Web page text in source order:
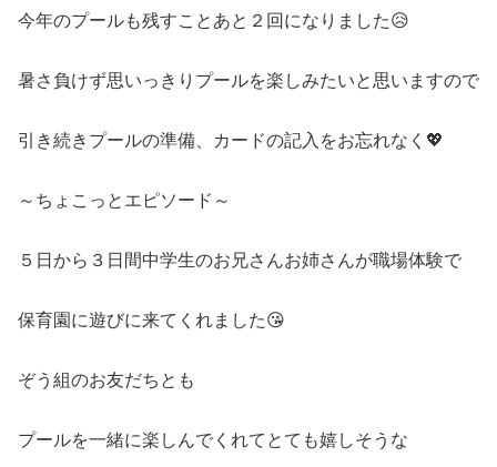
今年のプールも残すことあと２回になりました😥
暑さ負けず思いっきりプールを楽しみたいと思いますので
引き続きプールの準備、カードの記入をお忘れなく💖
～ちょこっとエピソード～
５日から３日間中学生のお兄さんお姉さんが職場体験で
保育園に遊びに来てくれました😘
ぞう組のお友だちとも
プールを一緒に楽しんでくれてとても嬉しそうな